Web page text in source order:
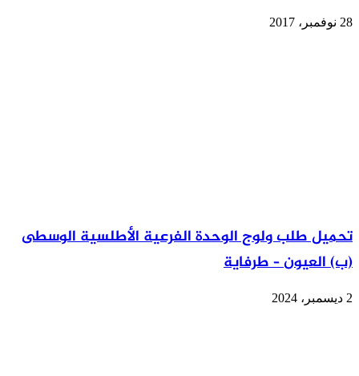
28 نوفمبر، 2017
تحميل طلب ولوج الوحدة الفرعية الأطلسية الوسطى
(ب) العيون – طرفاية
2 ديسمبر، 2024